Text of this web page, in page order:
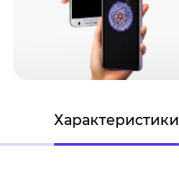
Характеристики